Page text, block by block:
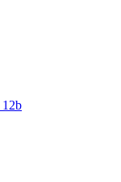
12b